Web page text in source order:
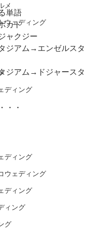
メ
ウェディング
ディング
ディング
ウェディング
ディング
ィング
グ
単語
カド
ャクジー
ジアム→エンゼルスタ
ジアム→ドジャースタ
・・